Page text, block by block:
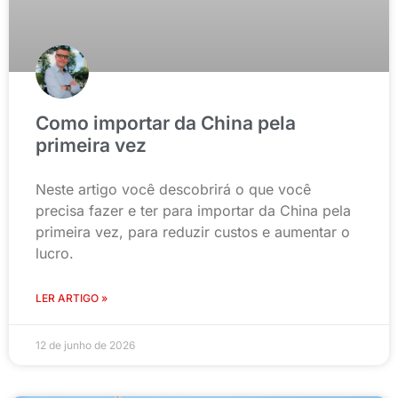
Como importar da China pela
primeira vez
Neste artigo você descobrirá o que você
precisa fazer e ter para importar da China pela
primeira vez, para reduzir custos e aumentar o
lucro.
LER ARTIGO »
12 de junho de 2026